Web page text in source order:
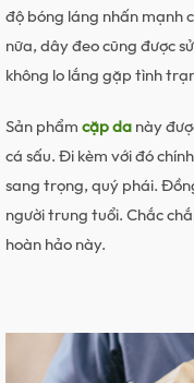
độ bóng láng nhấn mạnh
nữa, dây đeo cũng được
không lo lắng gặp tình
Sản phẩmcặp danày
cá sấu. Đi kèm với đó
sang trọng, quý phái.
người trung tuổi. Chắc
hoàn hảo này.